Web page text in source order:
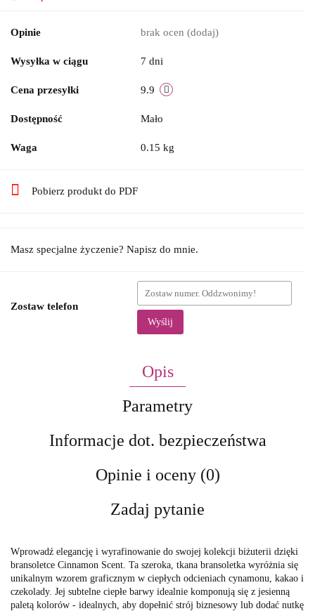
Opinie brak ocen (dodaj)
Wysyłka w ciągu 7 dni
Cena przesyłki 9.9
Dostępność Mało
Waga 0.15 kg
Pobierz produkt do PDF
Masz specjalne życzenie? Napisz do mnie.
Zostaw telefon
Wyślij
Opis
Parametry
Informacje dot. bezpieczeństwa
Opinie i oceny (0)
Zadaj pytanie
Wprowadź elegancję i wyrafinowanie do swojej kolekcji biżuterii dzięki
bransoletce Cinnamon Scent. Ta szeroka, tkana bransoletka wyróżnia się
unikalnym wzorem graficznym w ciepłych odcieniach cynamonu, kakao i
czekolady. Jej subtelne ciepłe barwy idealnie komponują się z jesienną
paletą kolorów - idealnych, aby dopełnić strój biznesowy lub dodać nutkę